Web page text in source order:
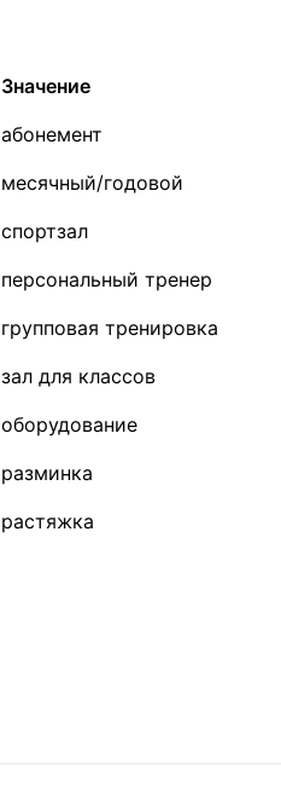
Значение
абонемент
месячный/годовой
спортзал
персональный тренер
групповая тренировка
зал для классов
оборудование
разминка
растяжка